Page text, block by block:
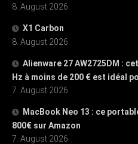
8. August 2026
X1 Carbon
8. August 2026
Alienware 27 AW2725DM :
Hz à moins de 200 € est idéal
7. August 2026
MacBook Neo 13 : ce
800€ sur Amazon
7. August 2026